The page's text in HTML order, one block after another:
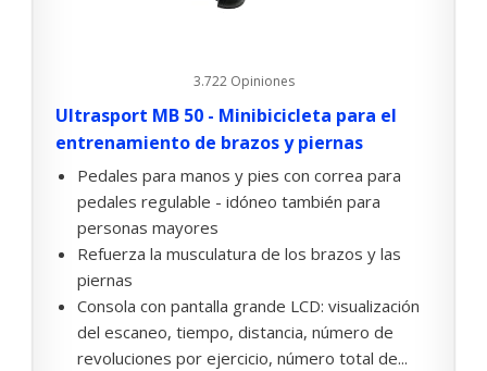
3.722 Opiniones
Ultrasport MB 50 - Minibicicleta para el
entrenamiento de brazos y piernas
Pedales para manos y pies con correa para
pedales regulable - idóneo también para
personas mayores
Refuerza la musculatura de los brazos y las
piernas
Consola con pantalla grande LCD: visualización
del escaneo, tiempo, distancia, número de
revoluciones por ejercicio, número total de...